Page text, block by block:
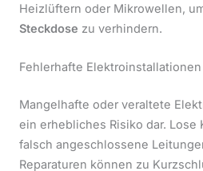
Heizlüftern oder Mikrowellen,
Steckdose zu verhindern.
Fehlerhafte Elektroinstallationen
Mangelhafte oder veraltete
ein erhebliches Risiko dar. Lose
falsch angeschlossene
Reparaturen können zu